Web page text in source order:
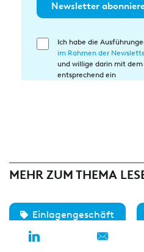
Newsletter
Einwilligung
Ich habe die
im Rahmen der
und willige darin mit
entsprechend ein
MEHR ZUM THEMA
Einlagengeschäft
Niedrigzinsen